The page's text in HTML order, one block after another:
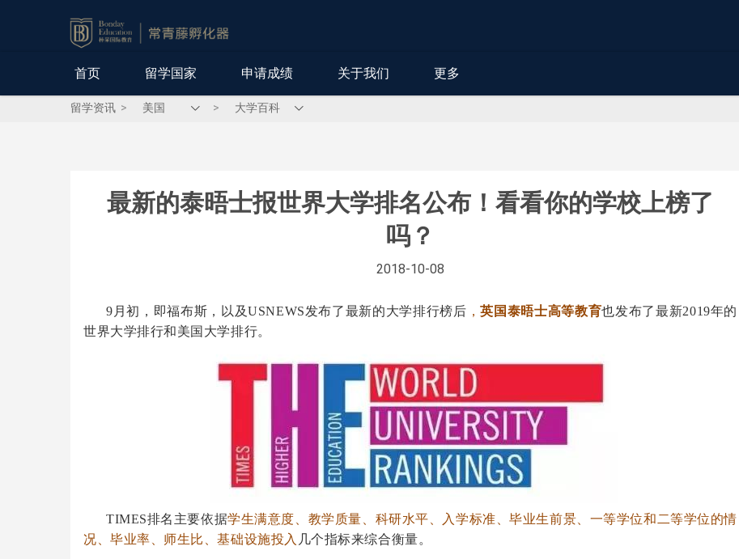
首页 留学国家 申请成绩 关于我们 更多
留学资讯 > >
最新的泰晤士报世界大学排名公布！看看你的学校上榜了
吗？
2018-10-08
9月初，即福布斯，以及USNEWS发布了最新的大学排行榜后 ，英国泰晤士高等教育也发布了最新2019年的
世界大学排行和美国大学排行。
TIMES排名主要依据学生满意度、教学质量、科研水平、入学标准、毕业生前景、一等学位和二等学位的情
况、毕业率、师生比、基础设施投入 几个指标来综合衡量。